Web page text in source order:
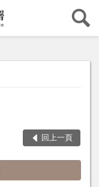
回上一頁